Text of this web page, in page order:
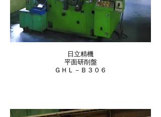
日立精機
平面研削盤
ＧＨＬ－Ｂ３０６